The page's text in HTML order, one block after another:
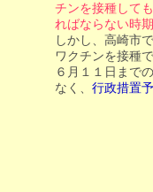
チンを接種して
ればならない時
しかし、高崎市
ワクチンを接種
６月１１日まで
なく、 行政措置